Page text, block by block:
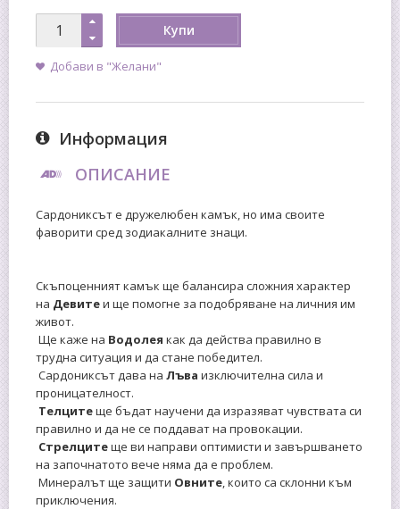
Купи
Добави в "Желани"
Информация
ОПИСАНИЕ
Сардониксът е дружелюбен камък, но има своите
фаворити сред зодиакалните знаци.
Скъпоценният камък ще балансира сложния характер
на Девитеи ще помогне за подобряване на личния им
живот.
Ще каже на Водолея как да действа правилно в
трудна ситуация и да стане победител.
Сардониксът дава на Лъва изключителна сила и
проницателност.
Телцитеще бъдат научени да изразяват чувствата си
правилно и да не се поддават на провокации.
Стрелцитеще ви направи оптимисти и завършването
на започнатото вече няма да е проблем.
Минералът ще защити Овните , които са склонни към
приключения.